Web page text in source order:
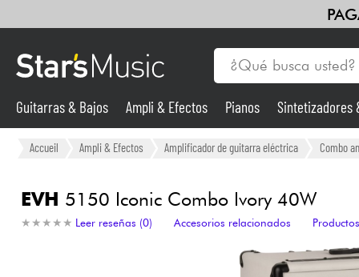
Guitarras & Bajos
Sintetizadores & samplers
Guitarras & Bajos Ampli & Efectos Pianos Sintetizadores
Accueil Ampli & Efectos Amplificador de guitarra eléctrica Combo
EVH 5150 Iconic Combo Ivory 40W
★ ★ ★ ★ ★
★ ★ ★ ★ ★ Leer reseñas (0) Accesorios relacionados